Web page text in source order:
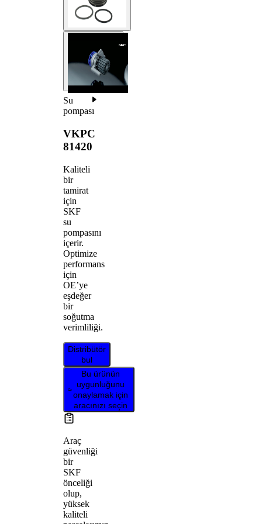
Su
pompası
VKPC
81420
Kaliteli
bir
tamirat
için
SKF
su
pompasını
içerir.
Optimize
performans
için
OE’ye
eşdeğer
bir
soğutma
verimliliği.
Distribütör
bul
Bu ürünün
uygunluğunu
onaylamak için
aracınızı seçin
Araç
güvenliği
bir
SKF
önceliği
olup,
yüksek
kaliteli